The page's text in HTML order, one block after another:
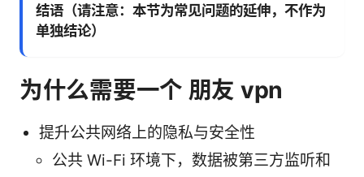
结语（请注意：本节为常见问题的延伸，不作为
单独结论）
为什么需要一个 朋友 vpn
提升公共网络上的隐私与安全性
公共 Wi-Fi 环境下，数据被第三方监听和